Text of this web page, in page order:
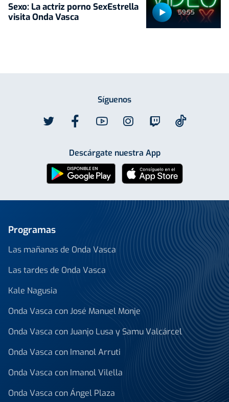
59:55
Sexo: La actriz porno SexEstrella
visita Onda Vasca
Síguenos
Descárgate nuestra App
Programas
Las mañanas de Onda Vasca
Las tardes de Onda Vasca
Kale Nagusia
Onda Vasca con José Manuel Monje
Onda Vasca con Juanjo Lusa y Samu Valcárcel
Onda Vasca con Imanol Arruti
Onda Vasca con Imanol Vilella
Onda Vasca con Ángel Plaza